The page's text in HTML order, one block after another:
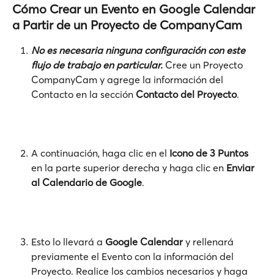
Cómo Crear un Evento en Google Calendar
a Partir de un Proyecto de CompanyCam
No es necesaria ninguna configuración con este
flujo de trabajo en particular. Cree un Proyecto
CompanyCam y agrege la información del
Contacto en la sección Contacto del Proyecto.
A continuación, haga clic en el Icono de 3 Puntos
en la parte superior derecha y haga clic en Enviar
al Calendario de Google.
Esto lo llevará a Google Calendar y rellenará
previamente el Evento con la información del
Proyecto. Realice los cambios necesarios y haga